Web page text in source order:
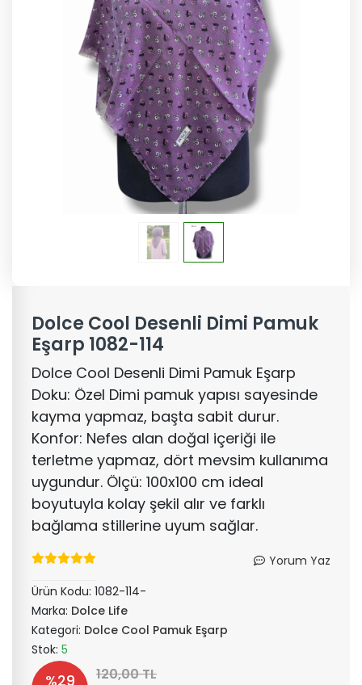
Dolce Cool Desenli Dimi Pamuk
Eşarp 1082-114
Dolce Cool Desenli Dimi Pamuk Eşarp
Doku: Özel Dimi pamuk yapısı sayesinde
kayma yapmaz, başta sabit durur.
Konfor: Nefes alan doğal içeriği ile
terletme yapmaz, dört mevsim kullanıma
uygundur. Ölçü: 100x100 cm ideal
boyutuyla kolay şekil alır ve farklı
bağlama stillerine uyum sağlar.
Yorum Yaz
Ürün Kodu: 1082-114-
Marka: Dolce Life
Kategori: Dolce Cool Pamuk Eşarp
Stok: 5
%29 120,00 TL